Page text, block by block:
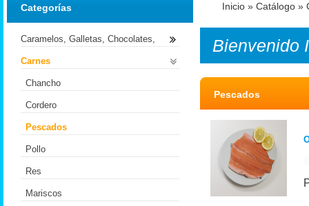
Inicio » Catálogo »
Bienvenido
Pescados
Categorías
Caramelos, Galletas, Chocolates,
Carnes
Chancho
Cordero
Pescados
Pollo
Res
Mariscos